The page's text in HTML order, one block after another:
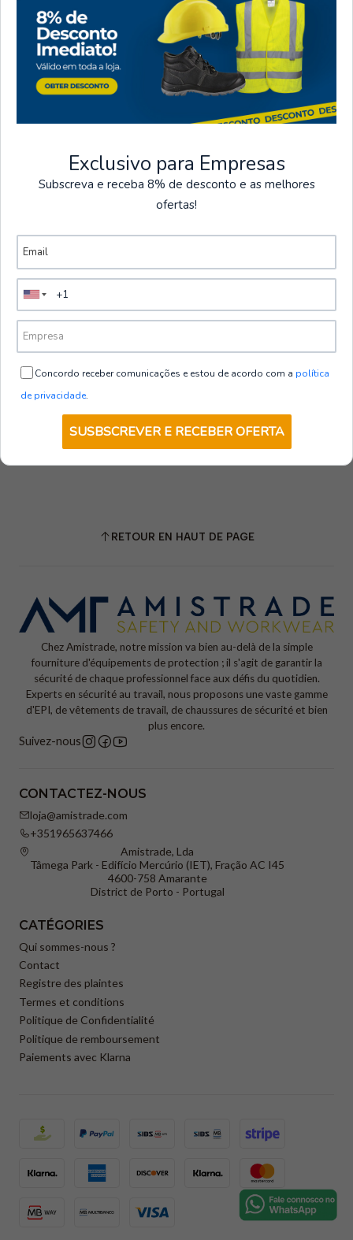
Récemment consulté
RETOUR EN HAUT DE PAGE
Chez Amistrade, notre mission va bien au-delà de la simple
fourniture d'équipements de protection ; il s'agit de garantir la
sécurité de chaque professionnel face aux défis du quotidien.
Experts en sécurité au travail, nous proposons une vaste gamme
d'EPI, de vêtements de travail, de chaussures de sécurité et bien
plus encore.
Suivez-nous
CONTACTEZ-NOUS
loja@amistrade.com
+351965637466
Amistrade, Lda
Tâmega Park - Edifício Mercúrio (IET), Fração AC I45
4600-758 Amarante
District de Porto - Portugal
CATÉGORIES
Qui sommes-nous ?
Contact
Registre des plaintes
Termes et conditions
Politique de Confidentialité
Politique de remboursement
Paiements avec Klarna
Exclusivo para Empresas
Subscreva e receba 8% de desconto e as melhores
ofertas!
Concordo receber comunicações e estou de acordo com a política
de privacidade.
SUSBSCREVER E RECEBER OFERTA